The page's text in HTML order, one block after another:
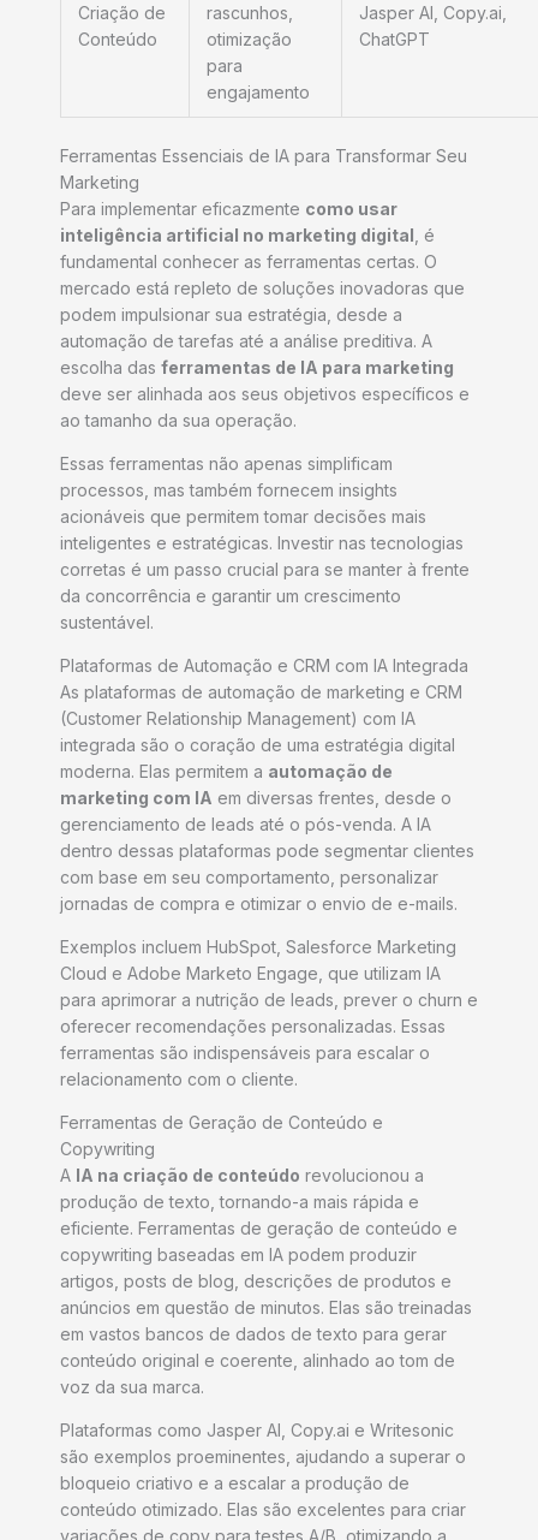
Criação de
Conteúdo
rascunhos,
otimização
para
engajamento
Jasper AI, Copy.ai,
ChatGPT
Ferramentas Essenciais de IA para Transformar Seu
Marketing
Para implementar eficazmente como usar
inteligência artificial no marketing digital , é
fundamental conhecer as ferramentas certas. O
mercado está repleto de soluções inovadoras que
podem impulsionar sua estratégia, desde a
automação de tarefas até a análise preditiva. A
escolha das ferramentas de IA para marketing
deve ser alinhada aos seus objetivos específicos e
ao tamanho da sua operação.
Essas ferramentas não apenas simplificam
processos, mas também fornecem insights
acionáveis que permitem tomar decisões mais
inteligentes e estratégicas. Investir nas tecnologias
corretas é um passo crucial para se manter à frente
da concorrência e garantir um crescimento
sustentável.
Plataformas de Automação e CRM com IA Integrada
As plataformas de automação de marketing e CRM
(Customer Relationship Management) com IA
integrada são o coração de uma estratégia digital
moderna. Elas permitem a automação de
marketing com IA em diversas frentes, desde o
gerenciamento de leads até o pós-venda. A IA
dentro dessas plataformas pode segmentar clientes
com base em seu comportamento, personalizar
jornadas de compra e otimizar o envio de e-mails.
Exemplos incluem HubSpot, Salesforce Marketing
Cloud e Adobe Marketo Engage, que utilizam IA
para aprimorar a nutrição de leads, prever o churn e
oferecer recomendações personalizadas. Essas
ferramentas são indispensáveis para escalar o
relacionamento com o cliente.
Ferramentas de Geração de Conteúdo e
Copywriting
A IA na criação de conteúdo revolucionou a
produção de texto, tornando-a mais rápida e
eficiente. Ferramentas de geração de conteúdo e
copywriting baseadas em IA podem produzir
artigos, posts de blog, descrições de produtos e
anúncios em questão de minutos. Elas são treinadas
em vastos bancos de dados de texto para gerar
conteúdo original e coerente, alinhado ao tom de
voz da sua marca.
Plataformas como Jasper AI, Copy.ai e Writesonic
são exemplos proeminentes, ajudando a superar o
bloqueio criativo e a escalar a produção de
conteúdo otimizado. Elas são excelentes para criar
variações de copy para testes A/B, otimizando a